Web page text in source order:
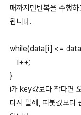
때까지만반복을 수행
됩니다.
while(data[i] <=
i++;
}
i가 key값보다 작다면
다시 말해, 피봇값보다